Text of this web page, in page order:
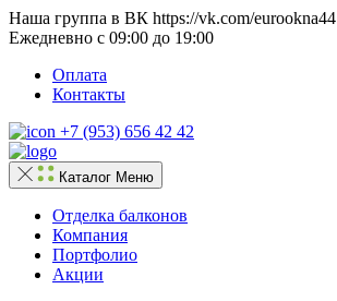
Наша группа в ВК https://vk.com/eurookna44
Ежедневно с 09:00 до 19:00
Оплата
Контакты
+7 (953) 656 42 42
Каталог Меню
Отделка балконов
Компания
Портфолио
Акции